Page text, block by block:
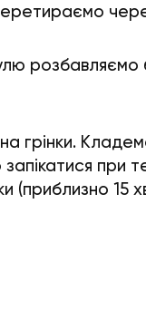
розбавляємо
грінки.
при
(приблизно 15